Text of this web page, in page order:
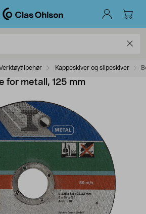
Kappeskiver og slipeskiver
for metall, 125 mm